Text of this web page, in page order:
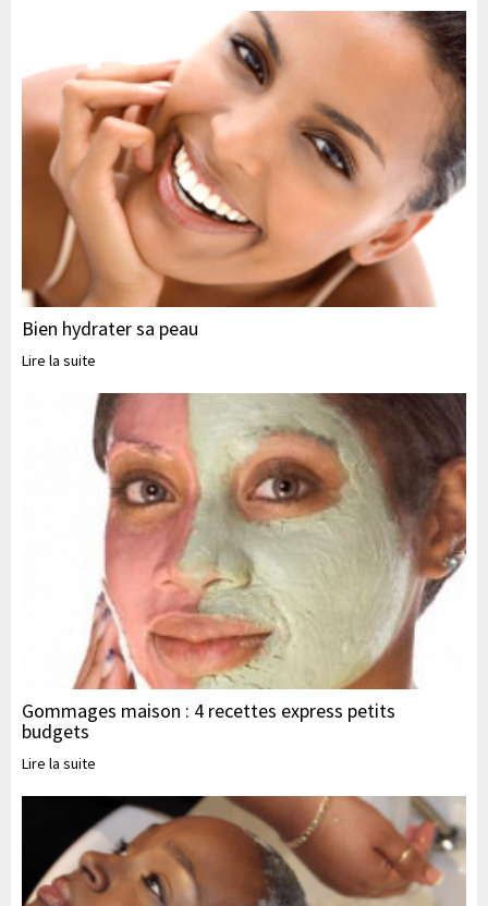
Bien hydrater sa peau
Lire la suite
Gommages maison : 4 recettes express petits
budgets
Lire la suite